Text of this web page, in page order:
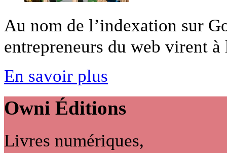
Au nom de l’indexation sur
entrepreneurs du web virent
En savoir plus
Owni Éditions
Livres numériques,